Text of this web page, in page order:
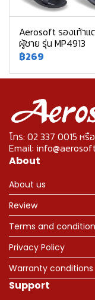
Aerosoft รองเท้าแ
ผู้ชาย รุ่น MP4913
฿269
โทร: 02 337 0015 หรื
Email:
About
About us
Review
Terms and
Privacy Policy
Warranty conditions
Support